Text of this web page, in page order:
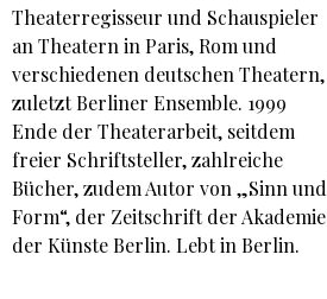
Theaterregisseur und Schauspieler
an Theatern in Paris, Rom und
verschiedenen deutschen Theatern,
zuletzt Berliner Ensemble. 1999
Ende der Theaterarbeit, seitdem
freier Schriftsteller, zahlreiche
Bücher, zudem Autor von „Sinn und
Form“, der Zeitschrift der Akademie
der Künste Berlin. Lebt in Berlin.